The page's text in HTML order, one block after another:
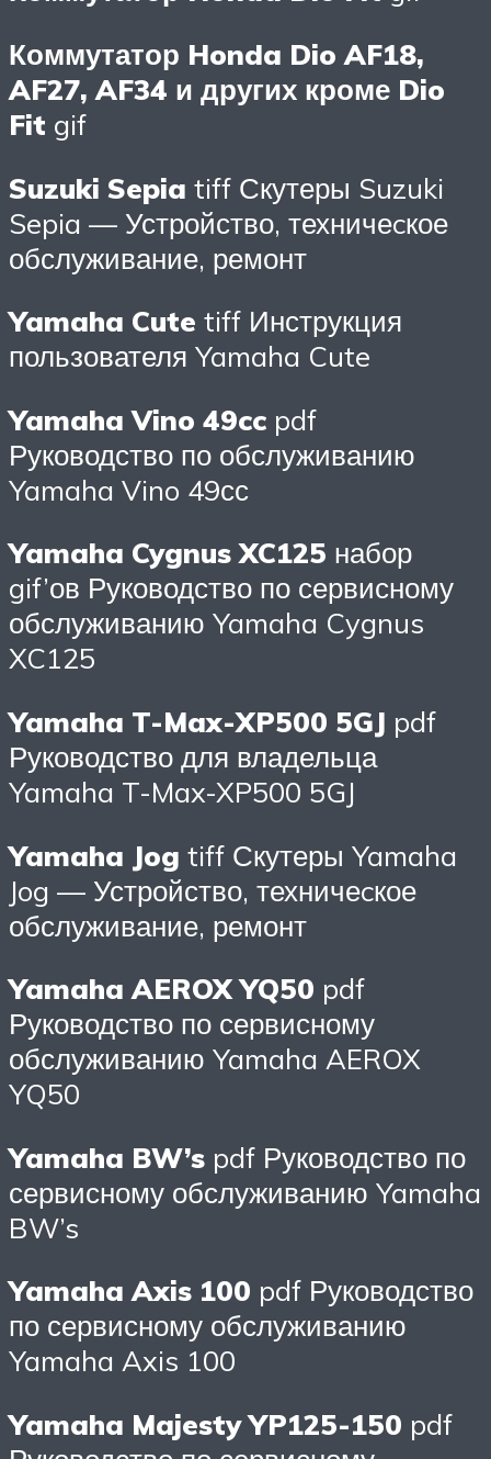
Коммутатор Honda Dio AF18,
AF27, AF34 и других кроме Dio
Fit gif
Suzuki Sepia tiff Скутеры Suzuki
Sepia — Устройство, техничеcкое
обслуживание, ремонт
Yamaha Cute tiff Инструкция
пользователя Yamaha Cute
Yamaha Vino 49cc pdf
Руководство по обслуживанию
Yamaha Vino 49сс
Yamaha Cygnus XC125 набор
gif’ов Руководство по сервисному
обслуживанию Yamaha Cygnus
XC125
Yamaha T-Max-XP500 5GJ pdf
Руководство для владельца
Yamaha T-Max-XP500 5GJ
Yamaha Jog tiff Скутеры Yamaha
Jog — Устройство, техничеcкое
обслуживание, ремонт
Yamaha AEROX YQ50 pdf
Руководство по сервисному
обслуживанию Yamaha AEROX
YQ50
Yamaha BW’s pdf Руководство по
сервисному обслуживанию Yamaha
BW’s
Yamaha Axis 100 pdf Руководство
по сервисному обслуживанию
Yamaha Axis 100
Yamaha Majesty YP125-150 pdf